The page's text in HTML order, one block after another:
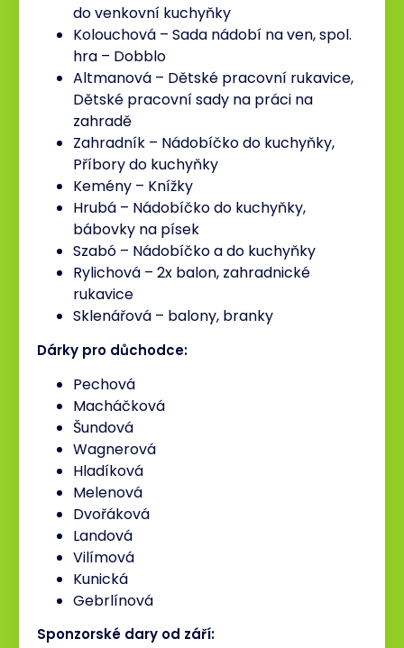
do venkovní kuchyňky
Kolouchová – Sada nádobí na ven, spol.
hra – Dobblo
Altmanová – Dětské pracovní rukavice,
Dětské pracovní sady na práci na
zahradě
Zahradník – Nádobíčko do kuchyňky,
Příbory do kuchyňky
Kemény – Knížky
Hrubá – Nádobíčko do kuchyňky,
bábovky na písek
Szabó – Nádobíčko a do kuchyňky
Rylichová – 2x balon, zahradnické
rukavice
Sklenářová – balony, branky
Dárky pro důchodce:
Pechová
Macháčková
Šundová
Wagnerová
Hladíková
Melenová
Dvořáková
Landová
Vilímová
Kunická
Gebrlínová
Sponzorské dary od září: